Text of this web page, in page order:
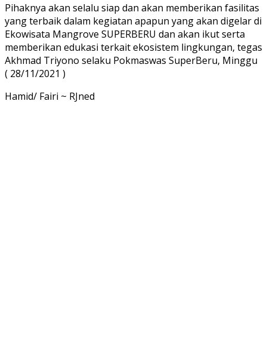
Pihaknya akan selalu siap dan akan memberikan fasilitas
yang terbaik dalam kegiatan apapun yang akan digelar di
Ekowisata Mangrove SUPERBERU dan akan ikut serta
memberikan edukasi terkait ekosistem lingkungan, tegas
Akhmad Triyono selaku Pokmaswas SuperBeru, Minggu
( 28/11/2021 )
Hamid/ Fairi ~ RJned